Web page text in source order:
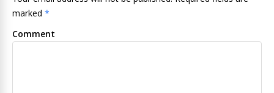
marked *
Comment